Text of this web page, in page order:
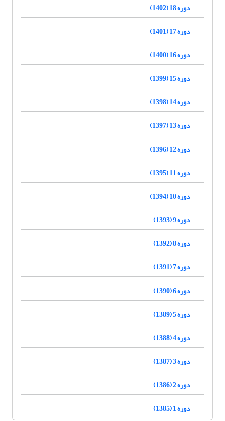
دوره 18 (1402)
دوره 17 (1401)
دوره 16 (1400)
دوره 15 (1399)
دوره 14 (1398)
دوره 13 (1397)
دوره 12 (1396)
دوره 11 (1395)
دوره 10 (1394)
دوره 9 (1393)
دوره 8 (1392)
دوره 7 (1391)
دوره 6 (1390)
دوره 5 (1389)
دوره 4 (1388)
دوره 3 (1387)
دوره 2 (1386)
دوره 1 (1385)